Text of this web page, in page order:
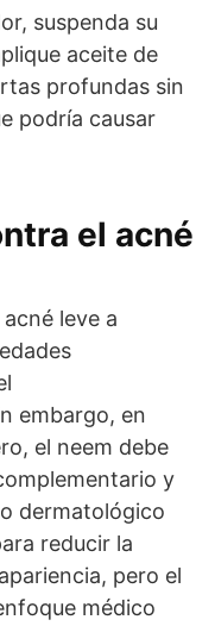
suspenda su
aceite de
profundas sin
podría causar
el acné
leve a
embargo, en
el neem debe
y
dermatológico
reducir la
pero el
médico